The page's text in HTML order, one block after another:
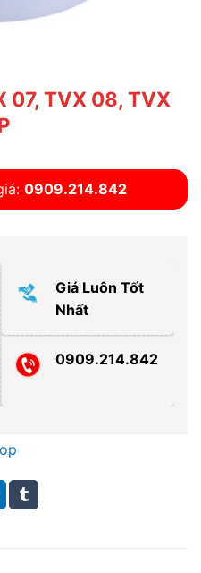
07, TVX 08, TVX
0909.214.842
Giá Luôn Tốt
Nhất
0909.214.842